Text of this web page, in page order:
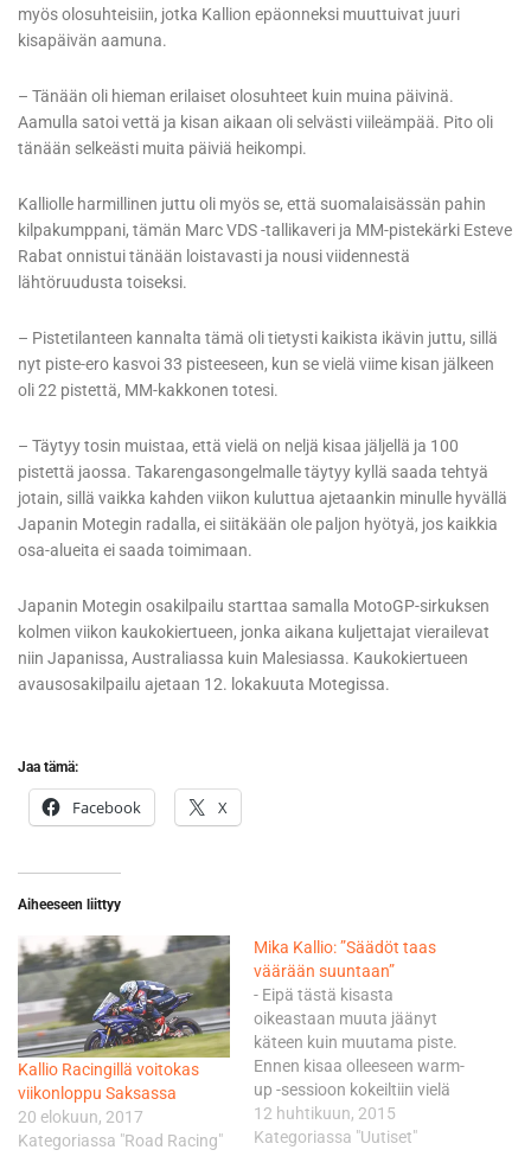
myös olosuhteisiin, jotka Kallion epäonneksi muuttuivat juuri
kisapäivän aamuna.
– Tänään oli hieman erilaiset olosuhteet kuin muina päivinä.
Aamulla satoi vettä ja kisan aikaan oli selvästi viileämpää. Pito oli
tänään selkeästi muita päiviä heikompi.
Kalliolle harmillinen juttu oli myös se, että suomalaisässän pahin
kilpakumppani, tämän Marc VDS -tallikaveri ja MM-pistekärki Esteve
Rabat onnistui tänään loistavasti ja nousi viidennestä
lähtöruudusta toiseksi.
– Pistetilanteen kannalta tämä oli tietysti kaikista ikävin juttu, sillä
nyt piste-ero kasvoi 33 pisteeseen, kun se vielä viime kisan jälkeen
oli 22 pistettä, MM-kakkonen totesi.
– Täytyy tosin muistaa, että vielä on neljä kisaa jäljellä ja 100
pistettä jaossa. Takarengasongelmalle täytyy kyllä saada tehtyä
jotain, sillä vaikka kahden viikon kuluttua ajetaankin minulle hyvällä
Japanin Motegin radalla, ei siitäkään ole paljon hyötyä, jos kaikkia
osa-alueita ei saada toimimaan.
Japanin Motegin osakilpailu starttaa samalla MotoGP-sirkuksen
kolmen viikon kaukokiertueen, jonka aikana kuljettajat vierailevat
niin Japanissa, Australiassa kuin Malesiassa. Kaukokiertueen
avausosakilpailu ajetaan 12. lokakuuta Motegissa.
Jaa tämä:
Facebook X
Aiheeseen liittyy
Kallio Racingillä voitokas
viikonloppu Saksassa
20 elokuun, 2017
Kategoriassa "Road Racing"
Mika Kallio: ”Säädöt taas
väärään suuntaan”
- Eipä tästä kisasta
oikeastaan muuta jäänyt
käteen kuin muutama piste.
Ennen kisaa olleeseen warm-
up -sessioon kokeiltiin vielä
muuttaa säätöjä, ja
päädyttiin niillä sitten myös
12 huhtikuun, 2015
Kategoriassa "Uutiset"